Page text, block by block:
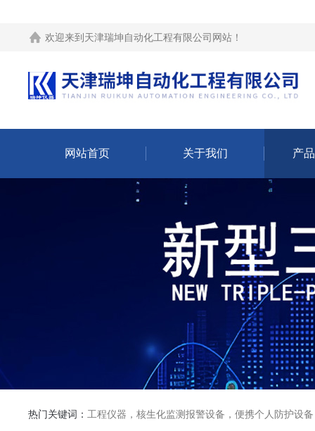
欢迎来到 天津瑞坤自动化工程有限公司网站 ！
网站首页 关于我们 产
热门关键词： 工程仪器，核生化监测报警设备，便携个人防护设